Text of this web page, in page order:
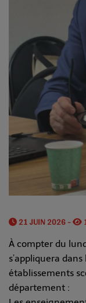
21 JUIN 2026 -
À compter du
s’appliquera
établissements
département :